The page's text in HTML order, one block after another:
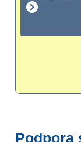
Podpora